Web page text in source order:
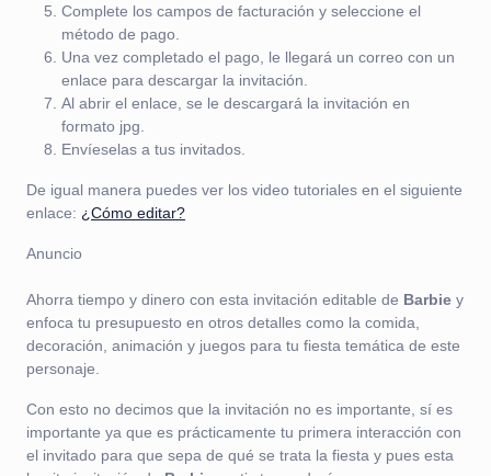
Complete los campos de facturación y seleccione el
método de pago.
Una vez completado el pago, le llegará un correo con un
enlace para descargar la invitación.
Al abrir el enlace, se le descargará la invitación en
formato jpg.
Envíeselas a tus invitados.
De igual manera puedes ver los video tutoriales en el siguiente
enlace: ¿Cómo editar?
Anuncio
Ahorra tiempo y dinero con esta invitación editable de Barbie y
enfoca tu presupuesto en otros detalles como la comida,
decoración, animación y juegos para tu fiesta temática de este
personaje.
Con esto no decimos que la invitación no es importante, sí es
importante ya que es prácticamente tu primera interacción con
el invitado para que sepa de qué se trata la fiesta y pues esta